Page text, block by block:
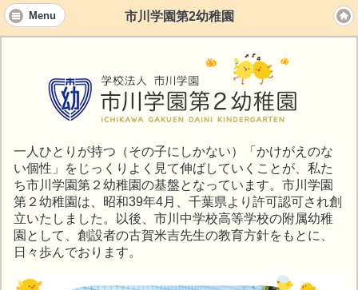
Menu 市川学園第2幼稚園
一人ひとりが持つ（その子にしかない）「かけがえのな
い個性」をじっくりよく見て伸ばしていくことが、私た
ち市川学園第２幼稚園の基盤となっています。市川学園
第２幼稚園は、昭和39年4月、千葉県より許可認可され創
立いたしました。以後、市川中学校高等学校の附属幼稚
園として、創設者の古賀米吉先生の教育方針をもとに、
日々歩んでおります。